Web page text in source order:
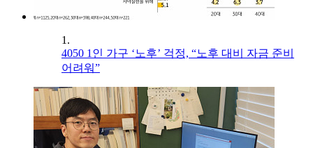
1.
4050 1인 가구 ‘노후’ 걱정, “노후 대비 자금 준비
어려워”